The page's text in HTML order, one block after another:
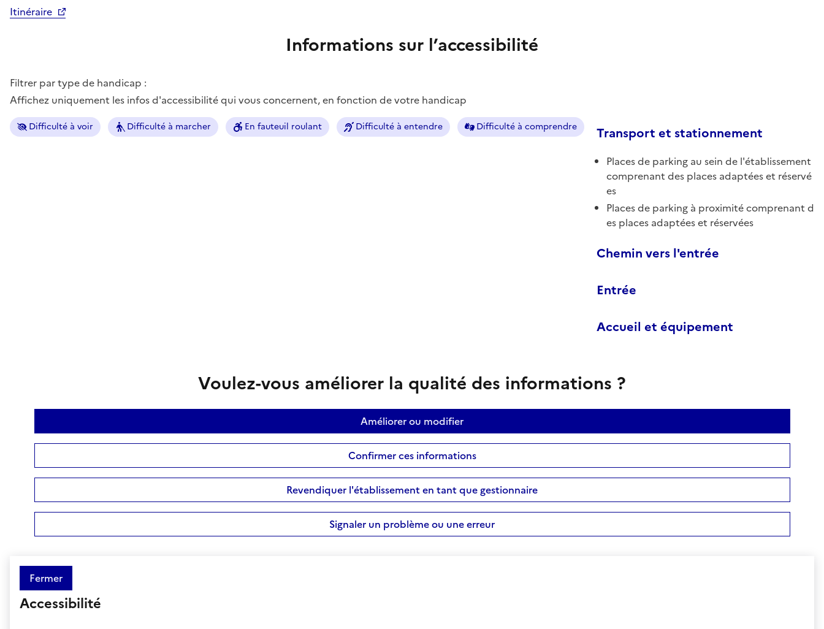
Itinéraire
Informations sur l’accessibilité
Filtrer par type de handicap :
Affichez uniquement les infos d'accessibilité qui vous concernent, en fonction de votre handicap
Difficulté à voir Difficulté à marcher En fauteuil roulant Difficulté à entendre Difficulté à comprendre Transport et stationnement
Places de parking au sein de l'établissement
comprenant des places adaptées et réservé
es
Places de parking à proximité comprenant d
es places adaptées et réservées
Chemin vers l'entrée
Entrée
Accueil et équipement
Voulez-vous améliorer la qualité des informations ?
Améliorer ou modifier
Confirmer ces informations
Revendiquer l'établissement en tant que gestionnaire
Signaler un problème ou une erreur
Fermer
Accessibilité